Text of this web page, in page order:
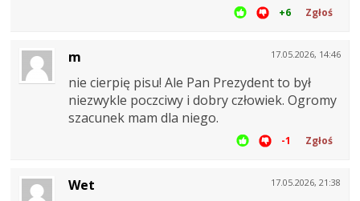
+6 Zgłoś
17.05.2026, 14:46
m
nie cierpię pisu! Ale Pan Prezydent to był
niezwykle poczciwy i dobry człowiek. Ogromy
szacunek mam dla niego.
-1 Zgłoś
17.05.2026, 21:38
Wet